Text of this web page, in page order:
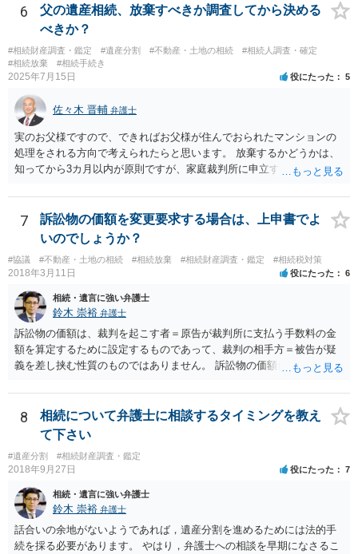
や目的も異なりますし、開示の内容も異なります。
6
父の遺産相続、放棄すべきか調査してから決める
べきか？
#相続財産調査・鑑定 #遺産分割 #不動産・土地の相続
#相続人調査・確定
#相続放棄
#相続手続き
2025年7月15日 役にたった 5
佐々木 晋輔 弁護士
実のお父様ですので、できればお父様が住んでおられたマンションの
処理をされる方向で考えられたらと思います。 放棄するかどうかは、
知ってから3カ月以内が原則ですが、家庭裁判所に申立すれば3カ月の
放棄するかどうか決めることができます。 銀行やサラ金が数年も放置
することはありませんので、数年後に借金が発見される可能性はほぼ
ありません。 なお、私が扱った相続放棄を検討していた案件で、期間
伸長して調査したところ、サラ金に対する過払金など相当な財産が見
つかったため相続したという事例がありました。
7
訴訟物の価額を変更要求する場合は、上申書でよ
いのでしょうか？
#協議 #不動産・土地の相続 #相続放棄 #相続財産調査・鑑定 #相続税対策
2018年3月11日 役にたった 6
相続・遺言に強い弁護士
鈴木 崇裕 弁護士
訴訟物の価額は、裁判を起こす者＝原告が裁判所に支払う手数料の金
額を算定するために設定するものであって、裁判の相手方＝被告が疑
義を差し挟む性質のものではありません。 訴訟物の価額自体が裁判の
したとしても、変更されることはありません。
8
相続について弁護士に相談するタイミングを教え
て下さい
#遺産分割 #相続財産調査・鑑定
2018年9月27日 役にたった 7
相続・遺言に強い弁護士
鈴木 崇裕 弁護士
話合いの余地がないようであれば，遺産分割を進めるためには法的手
続を採る必要があります。 やはり，弁護士への相談を早期になさるこ